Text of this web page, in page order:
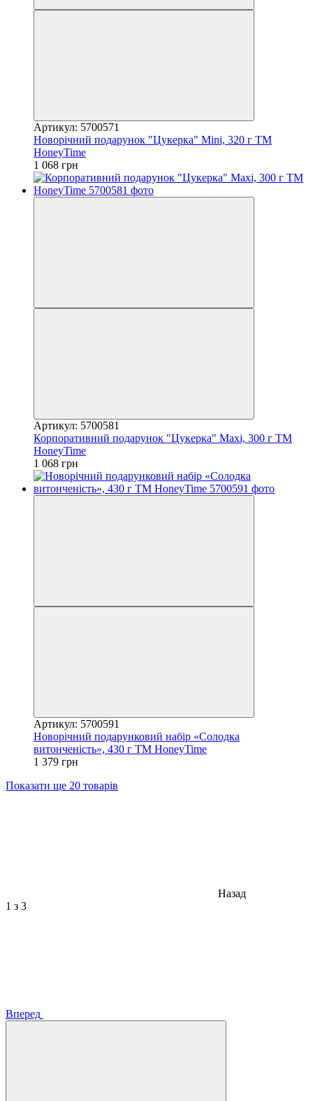
Артикул: 5700571
Новорічний подарунок "Цукерка" Mini, 320 г ТМ
HoneyTime
1 068 грн
Артикул: 5700581
Корпоративний подарунок "Цукерка" Maxi, 300 г ТМ
HoneyTime
1 068 грн
Артикул: 5700591
Новорічний подарунковий набір «Солодка
витонченість», 430 г ТМ HoneyTime
1 379 грн
Показати ще 20 товарів
Назад
1 з 3
Вперед